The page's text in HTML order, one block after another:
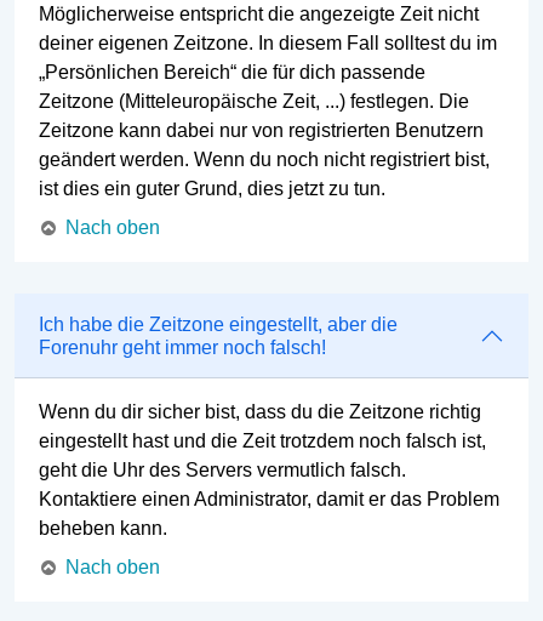
Möglicherweise entspricht die angezeigte Zeit nicht
deiner eigenen Zeitzone. In diesem Fall solltest du im
„Persönlichen Bereich“ die für dich passende
Zeitzone (Mitteleuropäische Zeit, ...) festlegen. Die
Zeitzone kann dabei nur von registrierten Benutzern
geändert werden. Wenn du noch nicht registriert bist,
ist dies ein guter Grund, dies jetzt zu tun.
Nach oben
Ich habe die Zeitzone eingestellt, aber die
Forenuhr geht immer noch falsch!
Wenn du dir sicher bist, dass du die Zeitzone richtig
eingestellt hast und die Zeit trotzdem noch falsch ist,
geht die Uhr des Servers vermutlich falsch.
Kontaktiere einen Administrator, damit er das Problem
beheben kann.
Nach oben